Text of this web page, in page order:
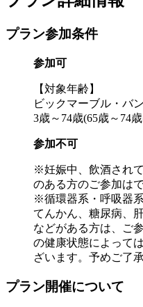
プラン参加条件
参加可
【対象年齢】
ビックマーブル・バ
3歳～74歳(65歳～74
参加不可
※妊娠中、飲酒され
のある方のご参加は
※循環器系・呼吸器
てんかん、糖尿病、
などがある方は、ご
の健康状態によって
ざいます。予めご了
プラン開催について